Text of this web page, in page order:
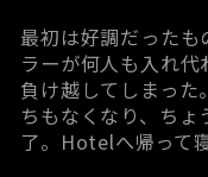
最初は好調だった
ラーが何人も入れ
負け越してしまっ
ちもなくなり、ち
了。Hotelへ帰って寝